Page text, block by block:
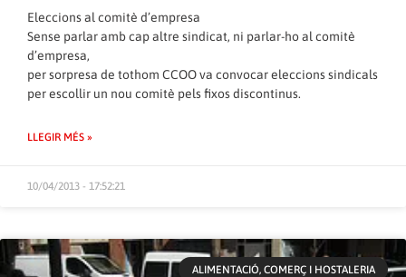
Eleccions al comitè d’empresa
Sense parlar amb cap altre sindicat, ni parlar-ho al comitè
d’empresa,
per sorpresa de tothom CCOO va convocar eleccions sindicals
per escollir un nou comitè pels fixos discontinus.
LLEGIR MÉS »
10/04/2013 - 17:52:21
ALIMENTACIÓ, COMERÇ I HOSTALERIA